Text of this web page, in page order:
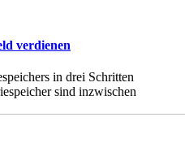
verdienen
in drei Schritten
sind inzwischen